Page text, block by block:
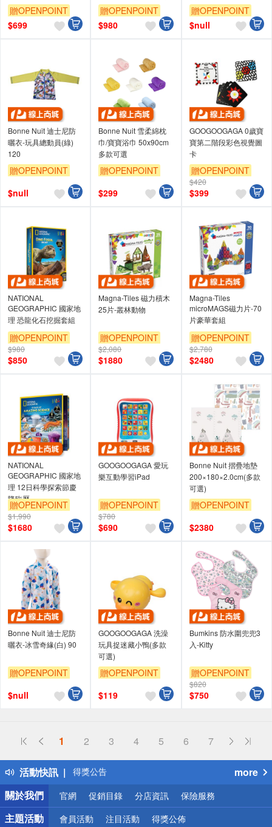
贈OPENPOINT
$699
贈OPENPOINT
$980
贈OPENPOINT
$null
Bonne Nuit 迪士尼防
曬衣-玩具總動員(綠)
120
贈OPENPOINT
$null
Bonne Nuit 雪柔綿枕
巾/寶寶浴巾 50x90cm
多款可選
贈OPENPOINT
$299
GOOGOOGAGA 0歲寶
寶第二階段彩色視覺圖
卡
贈OPENPOINT
$420
$399
NATIONAL
GEOGRAPHIC 國家地
理 恐龍化石挖掘套組
贈OPENPOINT
$980
$850
Magna-Tiles 磁力積木
25片-叢林動物
贈OPENPOINT
$2,080
$1880
Magna-Tiles
microMAGS磁力片-70
片豪華套組
贈OPENPOINT
$2,780
$2480
NATIONAL
GEOGRAPHIC 國家地
理 12日科學探索節慶
降臨曆
贈OPENPOINT
$1,990
$1680
GOOGOOGAGA 愛玩
樂互動學習iPad
贈OPENPOINT
$780
$690
Bonne Nuit 摺疊地墊
200×180×2.0cm(多款
可選)
贈OPENPOINT
$2380
Bonne Nuit 迪士尼防
曬衣-冰雪奇緣(白) 90
贈OPENPOINT
$null
GOOGOOGAGA 洗澡
玩具捉迷藏小鴨(多款
可選)
贈OPENPOINT
$119
Bumkins 防水圍兜兜3
入-Kitty
贈OPENPOINT
$820
$750
1 2 3 4 5 6 7
活動快訊
詐騙網頁！請小心！
得獎公告
熱門話題
銀行優惠
偏遠地區配送
詐騙網頁！請小心！
more
關於我們
官網 促銷目錄 分店資訊 保險服務
主題活動 會員活動 注目活動 得獎公佈